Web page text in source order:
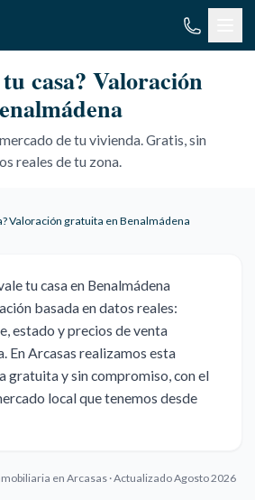
casa? Valoración
de tu vivienda. Gratis, sin
reales de tu zona.
Valoración gratuita en Benalmádena
tu casa en Benalmádena
basada en datos reales:
estado y precios de venta
En Arcasas realizamos esta
gratuita y sin compromiso, con el
local que tenemos desde
en Arcasas · Actualizado Agosto 2026